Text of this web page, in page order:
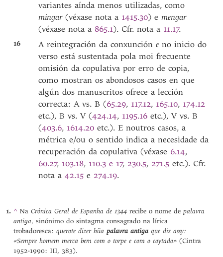
variantes aínda menos utilizadas, como
mingar(véxase nota a 1415.30) emengar
(véxase nota a 865.1). Cfr. nota a 11.17.
16 A reintegración da conxuncióne no inicio do
verso está sustentada pola moi frecuente
omisión da copulativa por erro de copia,
como mostran os abondosos casos en que
algún dos manuscritos ofrece a lección
correcta: A vs. B (65.29, 117.12, 165.10, 174.12
etc.), B vs. V (424.14, 1195.16 etc.), V vs. B
(403.6, 1614.20 etc.). E noutros casos, a
métrica e/ou o sentido indica a necesidade da
recuperación da copulativa (véxase 6.14,
60.27, 103.18, 110.3 e 17, 230.5, 271.5 etc.). Cfr.
nota a42.15 e 274.19.
^ NaCrónica Geral de Espanha de 1344 recibe o nome depalavra
antiga, sinónimo do sintagma consagrado na lírica
trobadoresca:querote dizer hũapalavra antiga que diz assy:
«Sempre homem merca bem com o torpe e com o coytado» (Cintra
1952-1990: III, 383).